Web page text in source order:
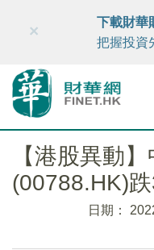
財華智庫網
×
下載財華
把握投資
【港股異動
(00788.HK)
日期：